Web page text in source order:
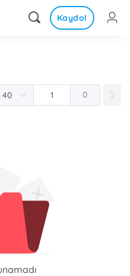
Kaydol
0